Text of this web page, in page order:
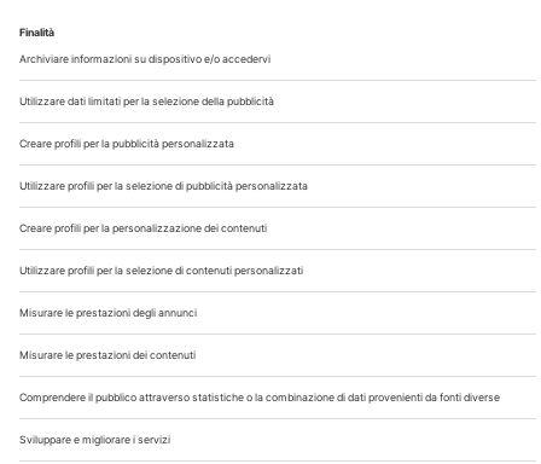
Chi Siamo
Contatti
Note Legali
Privacy